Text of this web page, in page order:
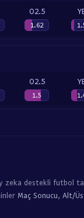
O2.5
1.62
O2.5
1.5
zeka destekli futbol
Maç Sonucu, Alt/